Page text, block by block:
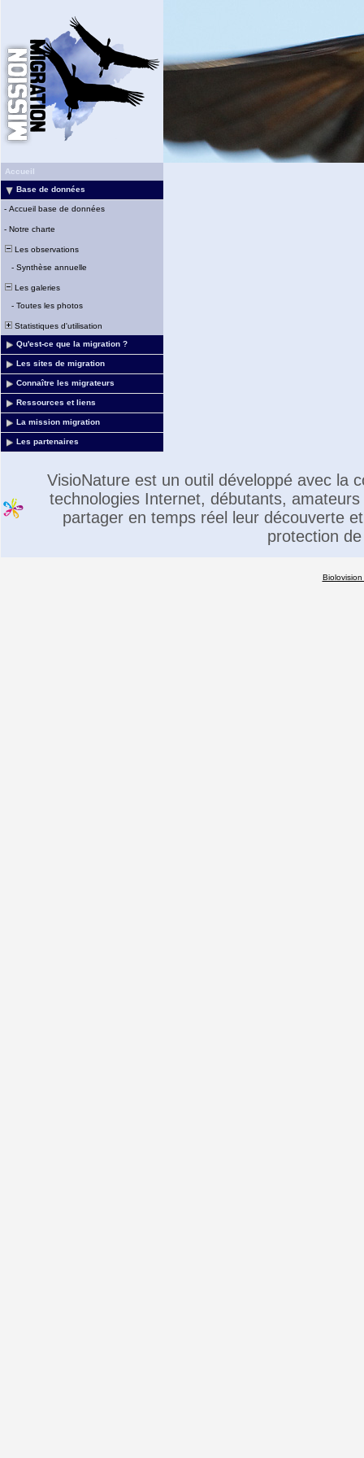
Accueil
Base de données
- Accueil base de données
- Notre charte
Les observations
- Synthèse annuelle
Les galeries
- Toutes les photos
Statistiques d'utilisation
Qu'est-ce que la migration ?
Les sites de migration
Connaître les migrateurs
Ressources et liens
La mission migration
Les partenaires
VisioNature est un outil développé avec la
technologies Internet, débutants,
partager en temps réel leur découverte
protection
Biolovision